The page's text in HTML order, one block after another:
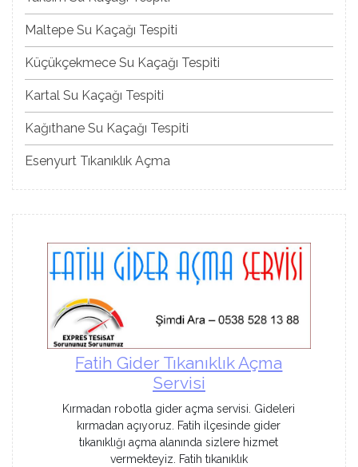
Maltepe Su Kaçağı Tespiti
Küçükçekmece Su Kaçağı Tespiti
Kartal Su Kaçağı Tespiti
Kağıthane Su Kaçağı Tespiti
Esenyurt Tıkanıklık Açma
Fatih Gider Tıkanıklık Açma
Servisi
Kırmadan robotla gider açma servisi. Gideleri
kırmadan açıyoruz. Fatih ilçesinde gider
tıkanıklığı açma alanında sizlere hizmet
vermekteyiz. Fatih tıkanıklık